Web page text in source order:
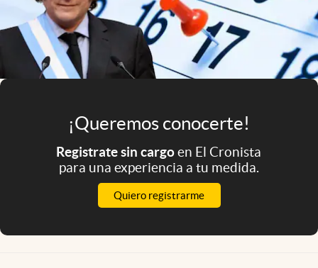
El Cronista Studio
Mediakit
abre en nueva pestaña
Argentina
¡Queremos conocerte!
Registrate sin cargoen El Cronista
para una experiencia a tu medida.
Quiero registrarme